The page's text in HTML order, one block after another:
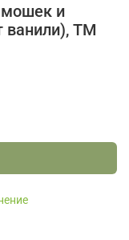
и
ванили), ТМ